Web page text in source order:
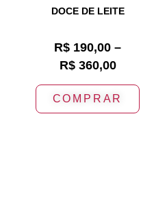
DOCE DE LEITE
R$ 190,00 –
R$360,00
COMPRAR